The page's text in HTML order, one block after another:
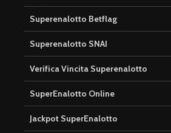
Superenalotto Betflag
Superenalotto SNAI
Verifica Vincita Superenalotto
SuperEnalotto Online
Jackpot SuperEnalotto